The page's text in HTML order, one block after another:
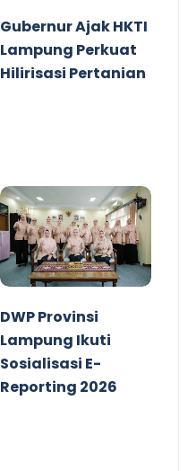
Gubernur Ajak HKTI
Lampung Perkuat
Hilirisasi Pertanian
DWP Provinsi
Lampung Ikuti
Sosialisasi E-
Reporting 2026